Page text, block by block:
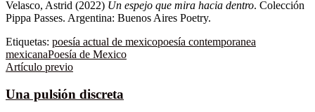
Velasco, Astrid (2022) Un espejo que mira hacia dentro. Colección
Pippa Passes. Argentina: Buenos Aires Poetry.
Etiquetas: poesía actual de mexicopoesía contemporanea
mexicanaPoesía de Mexico
Artículo previo
Una pulsión discreta